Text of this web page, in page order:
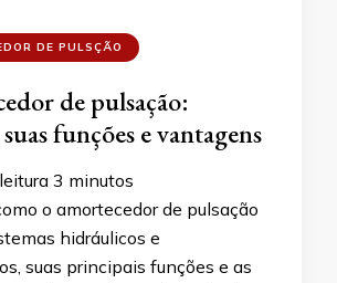
DE PULSÇÃO
de pulsação:
funções e vantagens
3 minutos
o amortecedor de pulsação
hidráulicos e
suas principais funções e as